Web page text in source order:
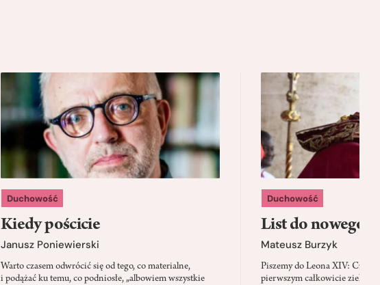
Duchowość
Kiedy pościcie
Janusz Poniewierski
Warto czasem odwrócić się od tego, co materialne,
i podążać ku temu, co podniosłe, „albowiem wszystkie
Duchowość
List do nowego
Mateusz Burzyk
Piszemy do Leona XIV: Czy
pierwszym całkowicie